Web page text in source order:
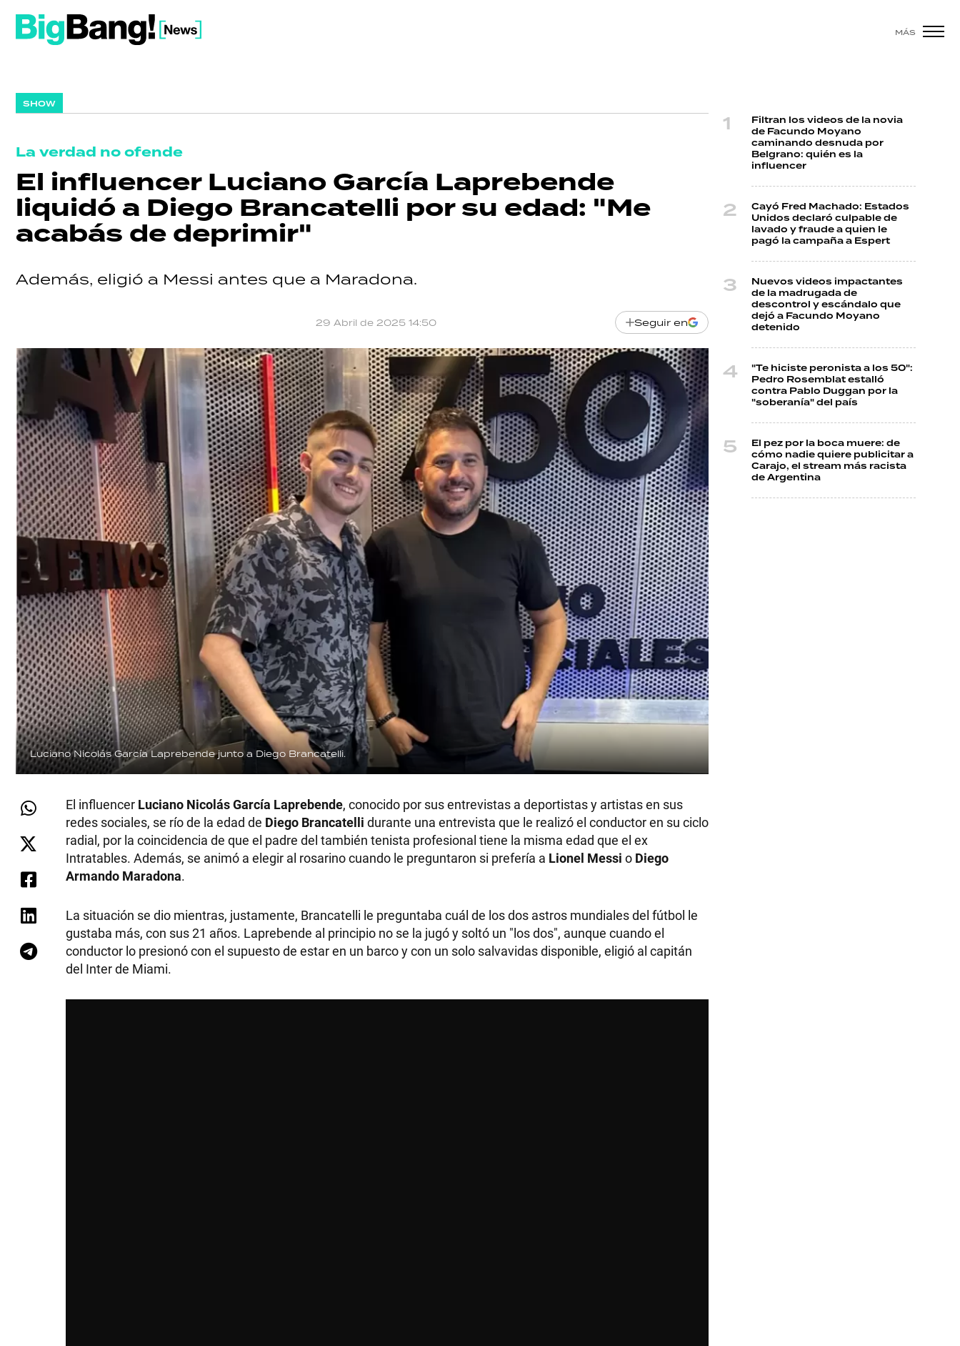
MÁS
SHOW
La verdad no ofende
El influencer Luciano García Laprebende
liquidó a Diego Brancatelli por su edad: "Me
acabás de deprimir"
Además, eligió a Messi antes que a Maradona.
29 Abril de 2025 14:50 Seguir en
Luciano Nicolás García Laprebende junto a Diego Brancatelli.
El influencer Luciano Nicolás García Laprebende, conocido por sus entrevistas a deportistas y artistas en sus
redes sociales, se río de la edad de Diego Brancatelli durante una entrevista que le realizó el conductor en su ciclo
radial, por la coincidencia de que el padre del también tenista profesional tiene la misma edad que el ex
Intratables. Además, se animó a elegir al rosarino cuando le preguntaron si prefería a Lionel Messi o Diego
Armando Maradona.
La situación se dio mientras, justamente, Brancatelli le preguntaba cuál de los dos astros mundiales del fútbol le
gustaba más, con sus 21 años. Laprebende al principio no se la jugó y soltó un "los dos", aunque cuando el
conductor lo presionó con el supuesto de estar en un barco y con un solo salvavidas disponible, eligió al capitán
del Inter de Miami.
Filtran los videos de la novia
de Facundo Moyano
caminando desnuda por
Belgrano: quién es la
influencer
Cayó Fred Machado: Estados
Unidos declaró culpable de
lavado y fraude a quien le
pagó la campaña a Espert
Nuevos videos impactantes
de la madrugada de
descontrol y escándalo que
dejó a Facundo Moyano
detenido
"Te hiciste peronista a los 50":
Pedro Rosemblat estalló
contra Pablo Duggan por la
"soberanía" del país
El pez por la boca muere: de
cómo nadie quiere publicitar a
Carajo, el stream más racista
de Argentina